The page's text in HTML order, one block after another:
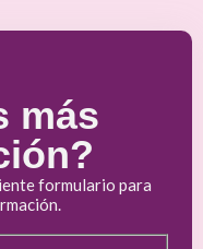
más
formulario para